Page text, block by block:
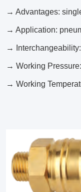
→ Advantages:
→ Application:
→
→ Working
→ Working